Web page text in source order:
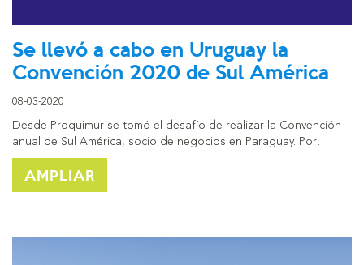
Se llevó a cabo en Uruguay la
Convención 2020 de Sul América
08-03-2020
Desde Proquimur se tomó el desafío de realizar la Convención
anual de Sul América, socio de negocios en Paraguay. Por…
AMPLIAR